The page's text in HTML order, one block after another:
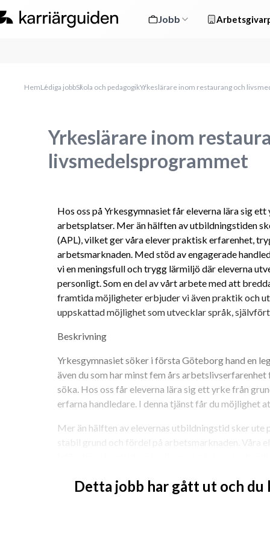
Jobb
HemLediga jobbSkola och pedagogikYrkeslärare inom restaurang och
Yrkeslärare inom
livsmedelsprogrammet
Hos oss på Yrkesgymnasiet får eleverna lära sig
arbetsplatser. Mer än hälften av utbildningstiden
(APL), vilket ger våra elever praktisk erfarenhet,
arbetsmarknaden. Med stöd av engagerade
vi en meningsfull och trygg lärmiljö där eleverna
personligt. Som en del av vårt arbete med att
framtida möjligheter erbjuder vi även praktik och
uppskattad möjlighet som utvecklar språk,
Beskrivning
Yrkesgymnasiet söker i första Göteborg hand en
även du som har minst fem års arbetslivserfarenhet
söka. Hos oss får eleverna lära sig ett yrke från
erfarna handledare. I denna tjänst får du möjlighet
Mer än hälften av elevernas utbildningstid sker ute
stabil grund och fördel på arbetsmarknaden. Våra
Vi söker dig som:
Detta jobb har gått ut och du